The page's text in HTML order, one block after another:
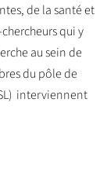
de la santé et
qui y
au sein de
du pôle de
interviennent